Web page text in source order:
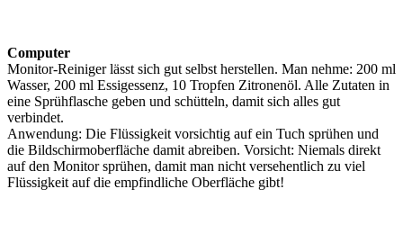
Computer
Monitor-Reiniger lässt sich gut selbst herstellen. Man nehme: 200 ml
Wasser, 200 ml Essigessenz, 10 Tropfen Zitronenöl. Alle Zutaten in
eine Sprühflasche geben und schütteln, damit sich alles gut
verbindet.
Anwendung: Die Flüssigkeit vorsichtig auf ein Tuch sprühen und
die Bildschirmoberfläche damit abreiben. Vorsicht: Niemals direkt
auf den Monitor sprühen, damit man nicht versehentlich zu viel
Flüssigkeit auf die empfindliche Oberfläche gibt!